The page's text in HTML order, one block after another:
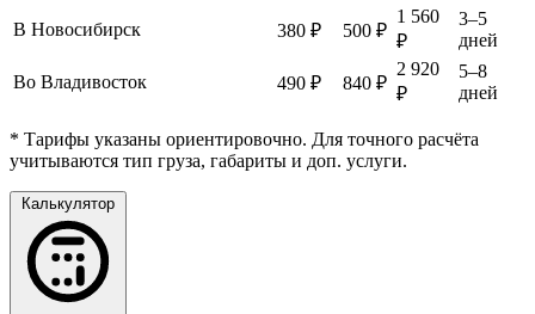
В Новосибирск 380 ₽ 500 ₽
1 560
₽
3–5
дней
Во Владивосток 490 ₽ 840 ₽
2 920
₽
5–8
дней
* Тарифы указаны ориентировочно. Для точного расчёта
учитываются тип груза, габариты и доп. услуги.
Калькулятор